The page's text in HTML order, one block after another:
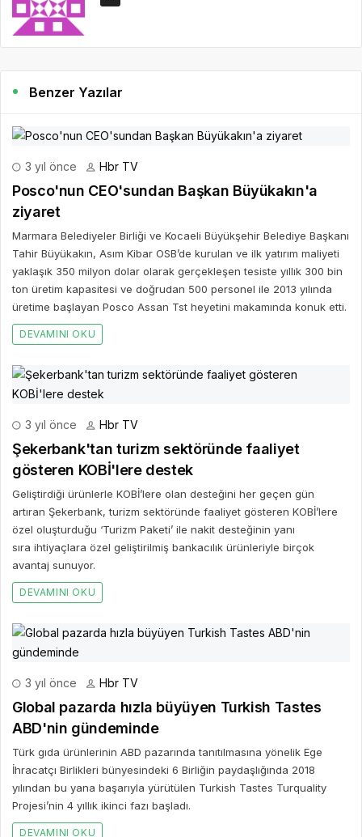
Benzer Yazılar
3 yıl önce Hbr TV
Posco'nun CEO'sundan Başkan Büyükakın'a
ziyaret
Marmara Belediyeler Birliği ve Kocaeli Büyükşehir Belediye Başkanı
Tahir Büyükakın, Asım Kibar OSB’de kurulan ve ilk yatırım maliyeti
yaklaşık 350 milyon dolar olarak gerçekleşen tesiste yıllık 300 bin
ton üretim kapasitesi ve doğrudan 500 personel ile 2013 yılında
üretime başlayan Posco Assan Tst heyetini makamında konuk etti.
DEVAMINI OKU
3 yıl önce Hbr TV
Şekerbank'tan turizm sektöründe faaliyet
gösteren KOBİ'lere destek
Geliştirdiği ürünlerle KOBİ’lere olan desteğini her geçen gün
artıran Şekerbank, turizm sektöründe faaliyet gösteren KOBİ’lere
özel oluşturduğu ‘Turizm Paketi’ ile nakit desteğinin yanı
sıra ihtiyaçlara özel geliştirilmiş bankacılık ürünleriyle birçok
avantaj sunuyor.
DEVAMINI OKU
3 yıl önce Hbr TV
Global pazarda hızla büyüyen Turkish Tastes
ABD'nin gündeminde
Türk gıda ürünlerinin ABD pazarında tanıtılmasına yönelik Ege
İhracatçı Birlikleri bünyesindeki 6 Birliğin paydaşlığında 2018
yılından bu yana başarıyla yürütülen Turkish Tastes Turquality
Projesi’nin 4 yıllık ikinci fazı başladı.
DEVAMINI OKU